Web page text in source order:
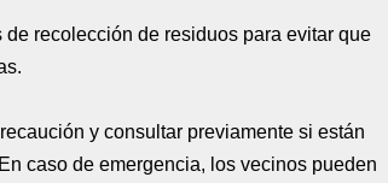
recolección de residuos para evitar que
y consultar previamente si están
caso de emergencia, los vecinos pueden